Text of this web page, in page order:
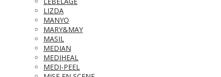
LIZDA
MANYO
MARY&MAY
MASIL
MEDIAN
MEDIHEAL
MEDI-PEEL